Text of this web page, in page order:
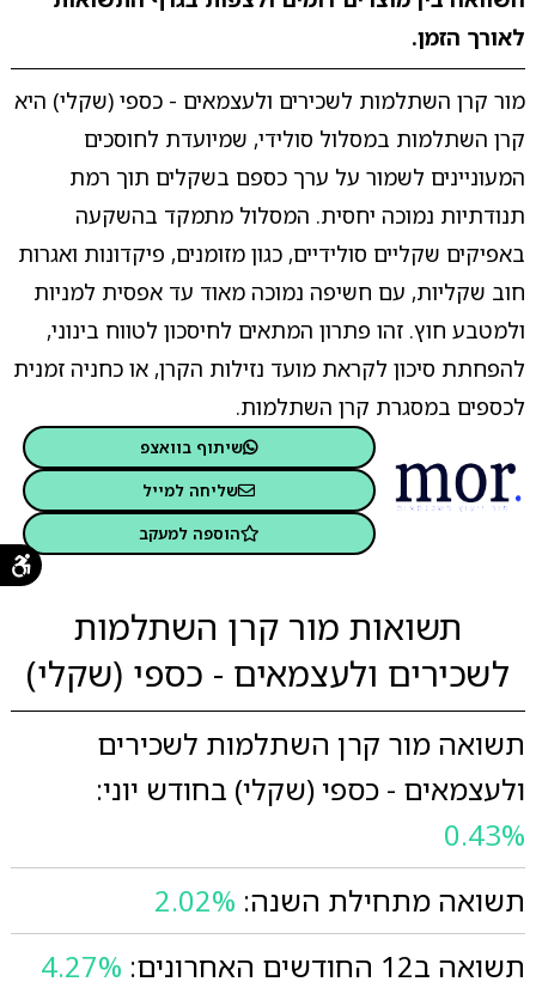
לאורך הזמן.
מור קרן השתלמות לשכירים ולעצמאים - כספי (שקלי) היא
קרן השתלמות במסלול סולידי, שמיועדת לחוסכים
המעוניינים לשמור על ערך כספם בשקלים תוך רמת
תנודתיות נמוכה יחסית. המסלול מתמקד בהשקעה
באפיקים שקליים סולידיים, כגון מזומנים, פיקדונות ואגרות
חוב שקליות, עם חשיפה נמוכה מאוד עד אפסית למניות
ולמטבע חוץ. זהו פתרון המתאים לחיסכון לטווח בינוני,
להפחתת סיכון לקראת מועד נזילות הקרן, או כחניה זמנית
לכספים במסגרת קרן השתלמות.
שיתוף בוואצפ
שליחה למייל
הוספה למעקב
תשואות מור קרן השתלמות
לשכירים ולעצמאים - כספי (שקלי)
תשואה מור קרן השתלמות לשכירים
ולעצמאים - כספי (שקלי) בחודש יוני:
0.43%
תשואה מתחילת השנה: 2.02%
תשואה ב12 החודשים האחרונים:
4.27%